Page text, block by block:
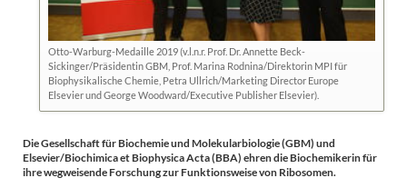
Otto-Warburg-Medaille 2019 (v.l.n.r. Prof. Dr. Annette Beck-
Sickinger/Präsidentin GBM, Prof. Marina Rodnina/Direktorin MPI für
Biophysikalische Chemie, Petra Ullrich/Marketing Director Europe
Elsevier und George Woodward/Executive Publisher Elsevier).
Die Gesellschaft für Biochemie und Molekularbiologie (GBM) und
Elsevier/Biochimica et Biophysica Acta (BBA) ehren die Biochemikerin für
ihre wegweisende Forschung zur Funktionsweise von Ribosomen.